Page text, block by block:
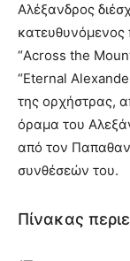
Αλέξανδρος
κατευθυνόμενος
“Across the
“Eternal
της ορχήστρας,
όραμα του
από τον
συνθέσεών του.
Πίνακας